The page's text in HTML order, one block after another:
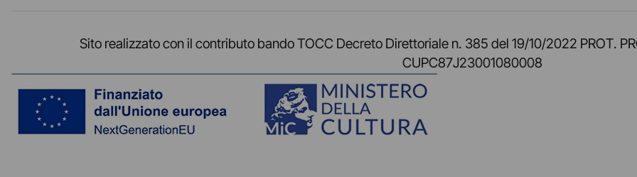
Sito realizzato con il contributo bando TOCC Decreto Direttoriale n. 385 del 19/10/2022 PROT.
CUPC87J23001080008